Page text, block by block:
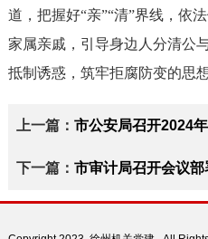
道，把握好“亲”“清”界线，依
家属亲戚，引导身边人分清公
抵制诱惑，筑牢拒腐防变的思想
上一篇： 市公安局召开2024年度党
下一篇： 市审计局召开会议部署全市